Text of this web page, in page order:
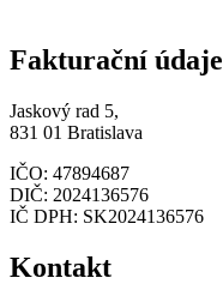
Fakturační údaje
Jaskový rad 5,
831 01 Bratislava
IČO: 47894687
DIČ: 2024136576
IČ DPH: SK2024136576
Kontakt